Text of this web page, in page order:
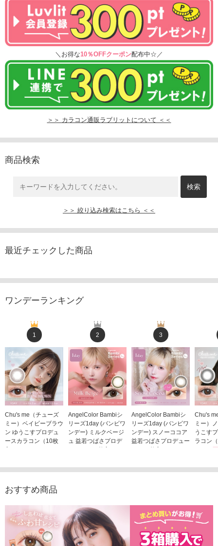
＼お得な10％OFFクーポン配布中☆／
＞＞ カラコン通販ラブリットについて ＜＜
商品検索
＞＞ 絞り込み検索はこちら ＜＜
最近チェックした商品
ワンデーランキング
1
Chu's me（チューズ
ミー）ベイビーブラウ
ン ゆうこすプロデュ
ースカラコン（10枚
2
AngelColor Bambiシ
リーズ1day (バンビワ
ンデー) ミルクベージ
ュ 益若つばさプロデ
3
AngelColor Bambiシ
リーズ1day (バンビワ
ンデー) スノーココア
益若つばさプロデュー
Chu's
ミー）
うこす
ラコン
おすすめ商品